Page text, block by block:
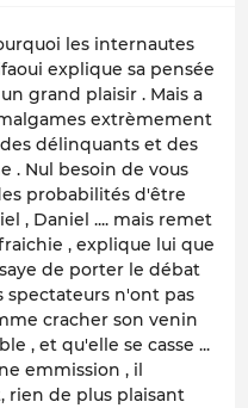
les internautes
explique sa pensée
grand plaisir . Mais a
extrèmement
délinquants et des
. Nul besoin de vous
probabilités d'être
, Daniel .... mais remet
, explique lui que
de porter le débat
spectateurs n'ont pas
cracher son venin
, et qu'elle se casse ...
emmission , il
rien de plus plaisant